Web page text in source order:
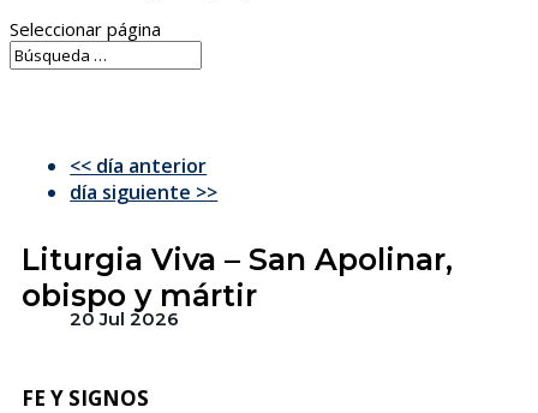
Seleccionar página
<< día anterior
día siguiente >>
Liturgia Viva – San Apolinar,
obispo y mártir
20 Jul 2026
FE Y SIGNOS